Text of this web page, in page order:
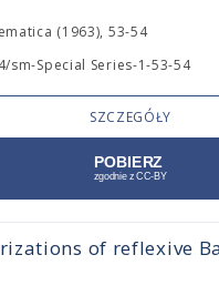
(1963), 53-54
sm-Special Series-1-53-54
SZCZEGÓŁY
of reflexive